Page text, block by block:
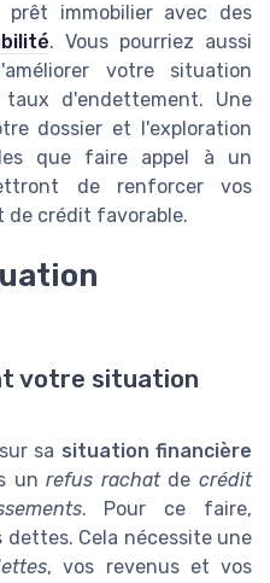
prêt immobilier avec des
. Vous pourriez aussi
votre situation
d'endettement. Une
dossier et l'exploration
que faire appel à un
de renforcer vos
de crédit favorable.
votre situation
sa situation financière
unrefus rachatde crédit
. Pour ce faire,
Cela nécessite une
, vos revenus et vos